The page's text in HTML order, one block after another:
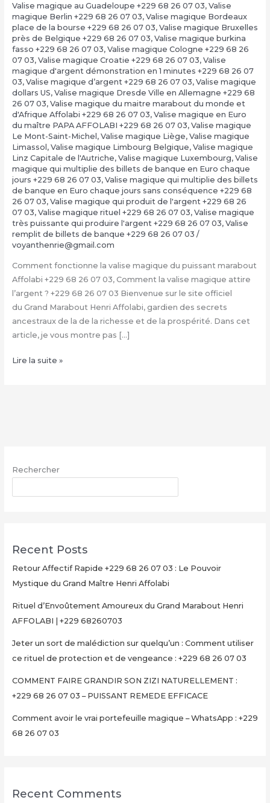
Valise magique au Guadeloupe +229 68 26 07 03, Valise
magique Berlin +229 68 26 07 03, Valise magique Bordeaux
place de la bourse +229 68 26 07 03, Valise magique Bruxelles
près de Belgique +229 68 26 07 03, Valise magique burkina
fasso +229 68 26 07 03, Valise magique Cologne +229 68 26
07 03, Valise magique Croatie +229 68 26 07 03, Valise
magique d'argent démonstration en 1 minutes +229 68 26 07
03, Valise magique d’argent +229 68 26 07 03, Valise magique
dollars US, Valise magique Dresde Ville en Allemagne +229 68
26 07 03, Valise magique du maitre marabout du monde et
d'Afrique Affolabi +229 68 26 07 03, Valise magique en Euro
du maître PAPA AFFOLABI +229 68 26 07 03, Valise magique
Le Mont-Saint-Michel, Valise magique Liège, Valise magique
Limassol, Valise magique Limbourg Belgique, Valise magique
Linz Capitale de l'Autriche, Valise magique Luxembourg, Valise
magique qui multiplie des billets de banque en Euro chaque
jours +229 68 26 07 03, Valise magique qui multiplie des billets
de banque en Euro chaque jours sans conséquence +229 68
26 07 03, Valise magique qui produit de l'argent +229 68 26
07 03, Valise magique rituel +229 68 26 07 03, Valise magique
très puissante qui produire l'argent +229 68 26 07 03, Valise
remplit de billets de banque +229 68 26 07 03 /
voyanthenrie@gmail.com
Comment fonctionne la valise magique du puissant marabout
Affolabi +229 68 26 07 03, Comment la valise magique attire
l’argent ? +229 68 26 07 03 Bienvenue sur le site officiel
du Grand Marabout Henri Affolabi, gardien des secrets
ancestraux de la de la richesse et de la prospérité. Dans cet
article, je vous montre pas […]
Condition
07
Valise
Lire la suite »
Rechercher
Recent Posts
Retour Affectif Rapide +229 68 26 07 03 : Le Pouvoir
Mystique du Grand Maître Henri Affolabi
Rituel d’Envoûtement Amoureux du Grand Marabout Henri
AFFOLABI | +229 68260703
Jeter un sort de malédiction sur quelqu’un : Comment utiliser
ce rituel de protection et de vengeance : +229 68 26 07 03
COMMENT FAIRE GRANDIR SON ZIZI NATURELLEMENT :
+229 68 26 07 03 – PUISSANT REMEDE EFFICACE
Comment avoir le vrai portefeuille magique – WhatsApp : +229
68 26 07 03
Recent Comments